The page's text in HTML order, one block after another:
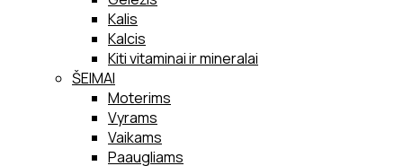
Kalis
Kalcis
Kiti vitaminai ir mineralai
ŠEIMAI
Moterims
Vyrams
Vaikams
Paaugliams